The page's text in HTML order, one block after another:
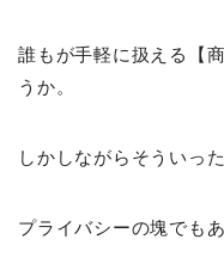
誰もが手軽に扱える【
うか。
しかしながらそういっ
プライバシーの塊でも